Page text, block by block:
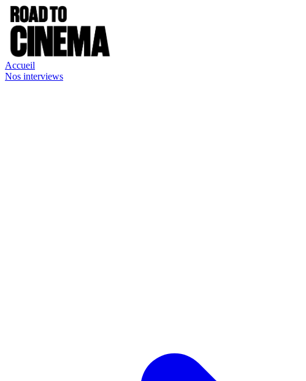
Accueil
Nos interviews